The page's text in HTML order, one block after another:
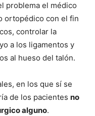
problema el médico
ortopédico con el fin
controlar la
a los ligamentos y
al hueso del talón.
en los que sí se
de los pacientes no
alguno.